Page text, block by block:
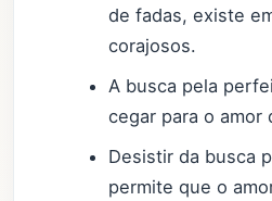
de fadas, existe
corajosos.
A busca pela
cegar para o amor
Desistir da busca
permite que o